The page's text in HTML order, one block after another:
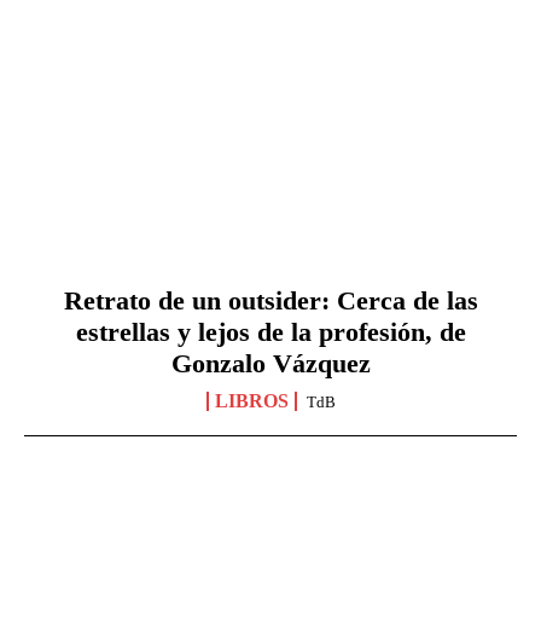
Retrato de un outsider: Cerca de las
estrellas y lejos de la profesión, de
Gonzalo Vázquez
LIBROS TdB